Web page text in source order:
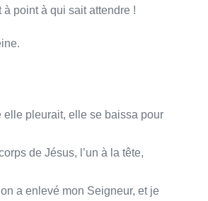
point à qui sait attendre !
elle pleurait, elle se baissa pour
de Jésus, l’un à la tête,
a enlevé mon Seigneur, et je